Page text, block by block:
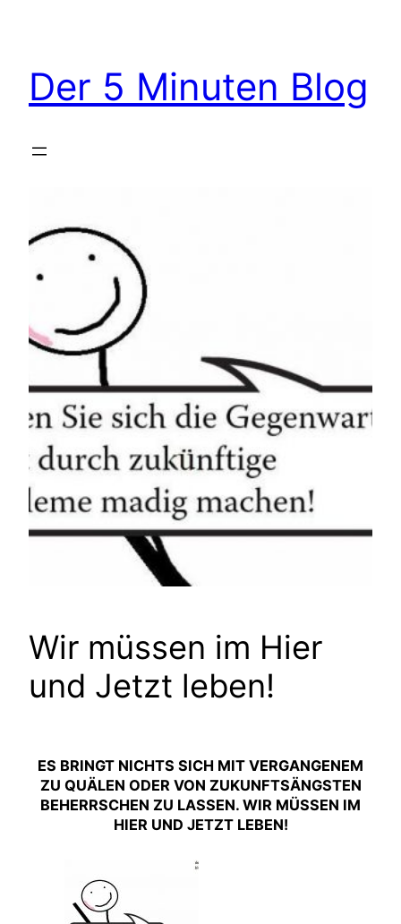
Der 5 Minuten Blog
Wir müssen im Hier
und Jetzt leben!
ES BRINGT NICHTS SICH MIT VERGANGENEM
ZU QUÄLEN ODER VON ZUKUNFTSÄNGSTEN
BEHERRSCHEN ZU LASSEN. WIR MÜSSEN IM
HIER UND JETZT LEBEN!